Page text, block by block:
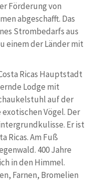
Förderung von
abgeschafft. Das
Strombedarfs aus
einem der Länder mit
Ricas Hauptstadt
Lodge mit
auf der
Vögel. Der
Er ist
Ricas. Am Fuß
400 Jahre
in den Himmel.
Farnen, Bromelien